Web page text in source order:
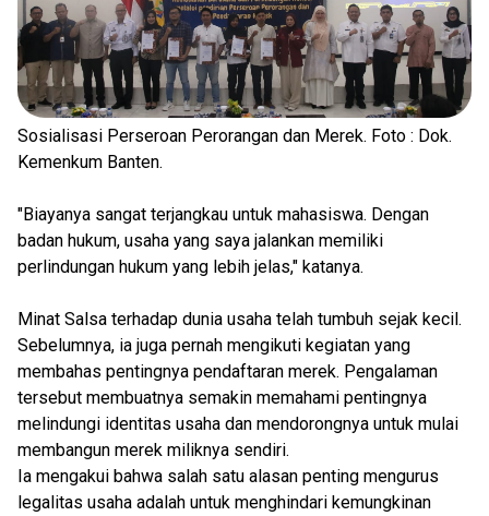
Sosialisasi Perseroan Perorangan dan Merek. Foto : Dok.
Kemenkum Banten.
"Biayanya sangat terjangkau untuk mahasiswa. Dengan
badan hukum, usaha yang saya jalankan memiliki
perlindungan hukum yang lebih jelas," katanya.
Minat Salsa terhadap dunia usaha telah tumbuh sejak kecil.
Sebelumnya, ia juga pernah mengikuti kegiatan yang
membahas pentingnya pendaftaran merek. Pengalaman
tersebut membuatnya semakin memahami pentingnya
melindungi identitas usaha dan mendorongnya untuk mulai
membangun merek miliknya sendiri.
Ia mengakui bahwa salah satu alasan penting mengurus
legalitas usaha adalah untuk menghindari kemungkinan